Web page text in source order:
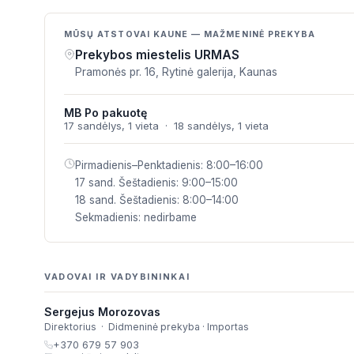
MŪSŲ ATSTOVAI KAUNE — MAŽMENINĖ PREKYBA
Prekybos miestelis URMAS
Pramonės pr. 16, Rytinė galerija, Kaunas
MB Po pakuotę
17 sandėlys, 1 vieta · 18 sandėlys, 1 vieta
Pirmadienis–Penktadienis: 8:00–16:00
17 sand. Šeštadienis: 9:00–15:00
18 sand. Šeštadienis: 8:00–14:00
Sekmadienis: nedirbame
VADOVAI IR VADYBININKAI
Sergejus Morozovas
Direktorius · Didmeninė prekyba · Importas
+370 679 57 903